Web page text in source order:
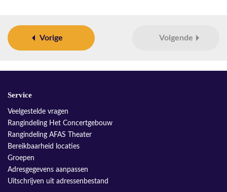
Vorige Volgende
Service
Veelgestelde vragen
Rangindeling Het Concertgebouw
Rangindeling AFAS Theater
Bereikbaarheid locaties
Groepen
Adresgegevens aanpassen
Uitschrijven uit adressenbestand